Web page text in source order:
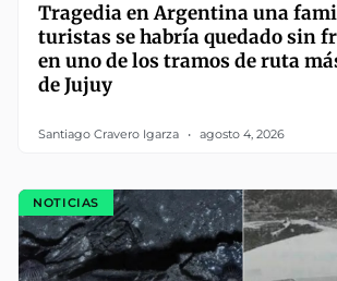
Tragedia en Argentina una
turistas se habría quedado sin
en uno de los tramos de ruta
de Jujuy
Santiago Cravero Igarza agosto 4, 2026
NOTICIAS